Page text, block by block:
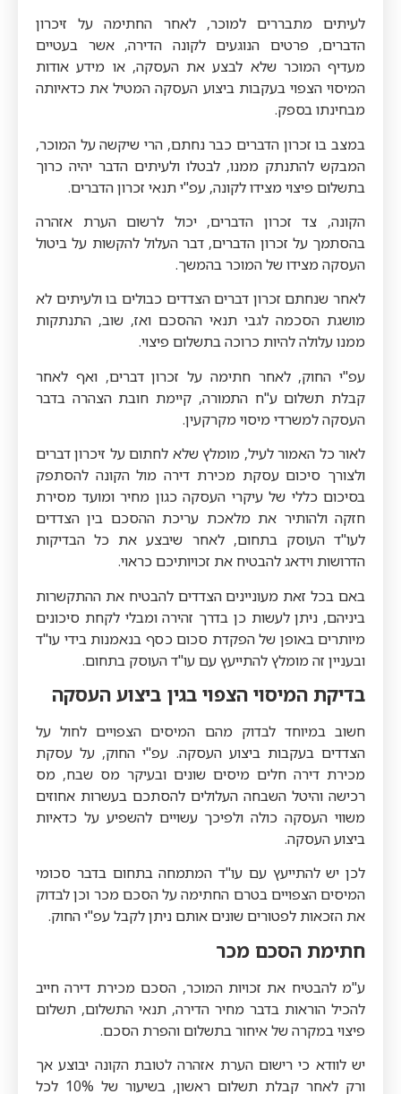
לעיתים מתבררים למוכר, לאחר החתימה על זיכרון
הדברים, פרטים הנוגעים לקונה הדירה, אשר בעטיים
מעדיף המוכר שלא לבצע את העסקה, או מידע אודות
המיסוי הצפוי בעקבות ביצוע העסקה המטיל את כדאיותה
מבחינתו בספק.
במצב בו זכרון הדברים כבר נחתם, הרי שיקשה על המוכר,
המבקש להתנתק ממנו, לבטלו ולעיתים הדבר יהיה כרוך
בתשלום פיצוי מצידו לקונה, עפ"י תנאי זכרון הדברים.
הקונה, צד זכרון הדברים, יכול לרשום הערת אזהרה
בהסתמך על זכרון הדברים, דבר העלול להקשות על ביטול
העסקה מצידו של המוכר בהמשך.
לאחר שנחתם זכרון דברים הצדדים כבולים בו ולעיתים לא
מושגת הסכמה לגבי תנאי ההסכם ואז, שוב, התנתקות
ממנו עלולה להיות כרוכה בתשלום פיצוי.
עפ"י החוק, לאחר חתימה על זכרון דברים, ואף לאחר
קבלת תשלום ע"ח התמורה, קיימת חובת הצהרה בדבר
העסקה למשרדי מיסוי מקרקעין.
לאור כל האמור לעיל, מומלץ שלא לחתום על זיכרון דברים
ולצורך סיכום עסקת מכירת דירה מול הקונה להסתפק
בסיכום כללי של עיקרי העסקה כגון מחיר ומועד מסירת
חזקה ולהותיר את מלאכת עריכת ההסכם בין הצדדים
לעו"ד העוסק בתחום, לאחר שיבצע את כל הבדיקות
הדרושות וידאג להבטיח את זכויותיכם כראוי.
באם בכל זאת מעוניינים הצדדים להבטיח את ההתקשרות
ביניהם, ניתן לעשות כן בדרך זהירה ומבלי לקחת סיכונים
מיותרים באופן של הפקדת סכום כסף בנאמנות בידי עו"ד
ובעניין זה מומלץ להתייעץ עם עו"ד העוסק בתחום.
בדיקת המיסוי הצפוי בגין ביצוע העסקה
חשוב במיוחד לבדוק מהם המיסים הצפויים לחול על
הצדדים בעקבות ביצוע העסקה. עפ"י החוק, על עסקת
מכירת דירה חלים מיסים שונים ובעיקר מס שבח, מס
רכישה והיטל השבחה העלולים להסתכם בעשרות אחוזים
משווי העסקה כולה ולפיכך עשויים להשפיע על כדאיות
ביצוע העסקה.
לכן יש להתייעץ עם עו"ד המתמחה בתחום בדבר סכומי
המיסים הצפויים בטרם החתימה על הסכם מכר וכן לבדוק
את הזכאות לפטורים שונים אותם ניתן לקבל עפ"י החוק.
חתימת הסכם מכר
ע"מ להבטיח את זכויות המוכר, הסכם מכירת דירה חייב
להכיל הוראות בדבר מחיר הדירה, תנאי התשלום, תשלום
פיצוי במקרה של איחור בתשלום והפרת הסכם.
יש לוודא כי רישום הערת אזהרה לטובת הקונה יבוצע אך
ורק לאחר קבלת תשלום ראשון, בשיעור של 10% לכל